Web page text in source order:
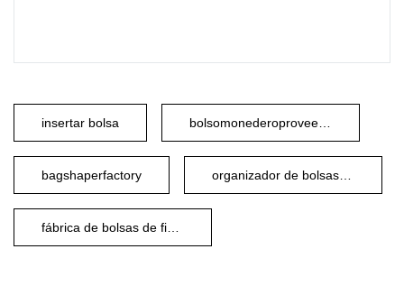
insertar bolsa
bagshaperfactory